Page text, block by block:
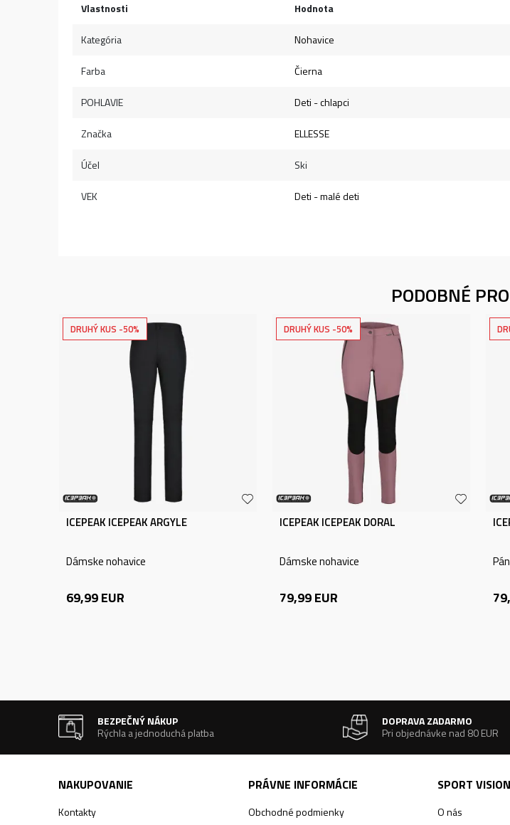
Vlastnosti Hodnota
Kategória Nohavice
Farba Čierna
POHLAVIE Deti - chlapci
Značka ELLESSE
Účel Ski
VEK Deti - malé deti
PODOBNÉ
DRUHÝ KUS -50%
ICEPEAK ICEPEAK ARGYLE
Dámske nohavice
69,99EUR
DRUHÝ KUS -50%
ICEPEAK ICEPEAK DORAL
Dámske nohavice
79,99EUR
BEZPEČNÝ NÁKUP
Rýchla a jednoduchá platba
DOPRAVA ZADARMO
Pri objednávke nad 80 EUR
NAKUPOVANIE
Kontakty
PRÁVNE INFORMÁCIE
Obchodné podmienky
SPORT VISION
O nás